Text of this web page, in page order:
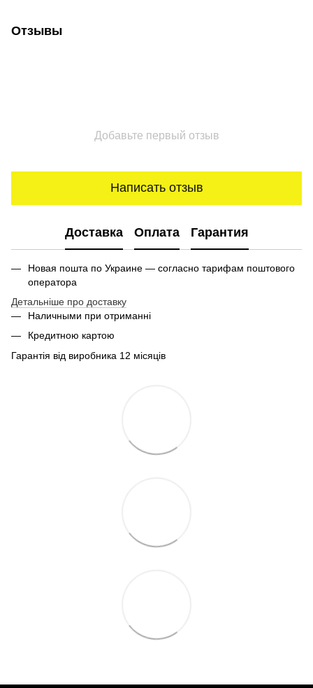
Отзывы
Добавьте первый отзыв
Написать отзыв
Доставка Оплата Гарантия
Новая пошта по Украине — согласно тарифам поштового
оператора
Детальніше про доставку
Наличными при отриманні
Кредитною картою
Гарантія від виробника 12 місяців